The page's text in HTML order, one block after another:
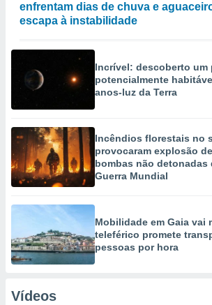
enfrentam dias de chuva e
escapa à instabilidade
Incrível: descoberto um
potencialmente
anos-luz da Terra
Incêndios florestais no
provocaram explosão
bombas não detonadas
Guerra Mundial
Mobilidade em Gaia vai
teleférico promete
pessoas por hora
Vídeos